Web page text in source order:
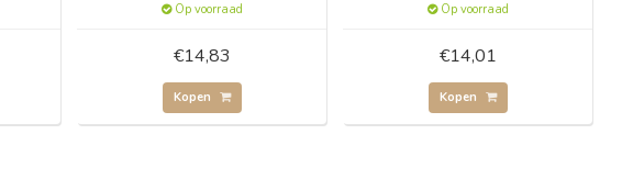
Op voorraad
€14,83
Kopen
Op voorraad
€14,01
Kopen